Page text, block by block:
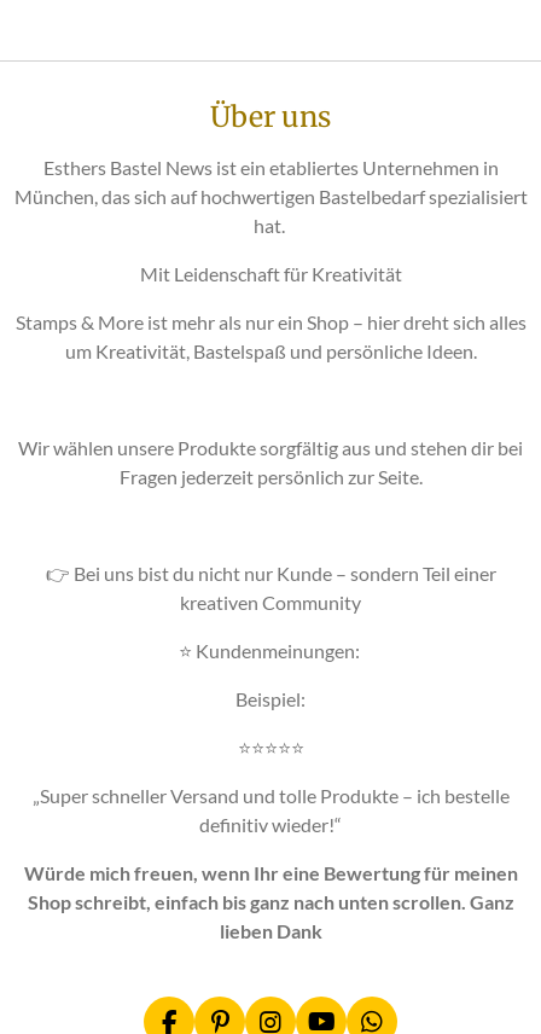
Über uns
Esthers Bastel News ist ein etabliertes Unternehmen in
München, das sich auf hochwertigen Bastelbedarf spezialisiert
hat.
Mit Leidenschaft für Kreativität
Stamps & More ist mehr als nur ein Shop – hier dreht sich alles
um Kreativität, Bastelspaß und persönliche Ideen.
Wir wählen unsere Produkte sorgfältig aus und stehen dir bei
Fragen jederzeit persönlich zur Seite.
👉 Bei uns bist du nicht nur Kunde – sondern Teil einer
kreativen Community
⭐ Kundenmeinungen:
Beispiel:
⭐️⭐️⭐️⭐️⭐️
„Super schneller Versand und tolle Produkte – ich bestelle
definitiv wieder!“
Würde mich freuen, wenn Ihr eine Bewertung für meinen
Shop schreibt, einfach bis ganz nach unten scrollen. Ganz
lieben Dank